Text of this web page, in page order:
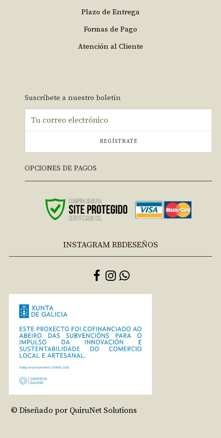
Plazo de Entrega
Formas de Pago
Atención al Cliente
Suscríbete a nuestro boletín
REGÍSTRATE
OPCIONES DE PAGOS
INSTAGRAM RBDESEÑOS
© Diseñado por QuiruNet Solutions